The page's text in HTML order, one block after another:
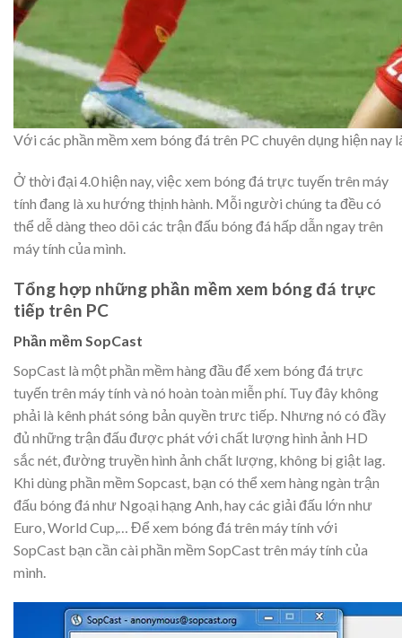
Với các phần mềm xem bóng đá trên PC chuyên dụng hiện
Ở thời đại 4.0 hiện nay, việc xem bóng đá trực tuyến trên máy
tính đang là xu hướng thịnh hành. Mỗi người chúng ta đều có
thể dễ dàng theo dõi các trận đấu bóng đá hấp dẫn ngay trên
máy tính của mình.
Tổng hợp những phần mềm xem bóng đá trực
tiếp trên PC
Phần mềm SopCast
SopCast là một phần mềm hàng đầu để xem bóng đá trực
tuyến trên máy tính và nó hoàn toàn miễn phí. Tuy đây không
phải là kênh phát sóng bản quyền trưc tiếp. Nhưng nó có đầy
đủ những trận đấu được phát với chất lượng hình ảnh HD
sắc nét, đường truyền hình ảnh chất lượng, không bị giật lag.
Khi dùng phần mềm Sopcast, bạn có thể xem hàng ngàn trận
đấu bóng đá như Ngoại hạng Anh, hay các giải đấu lớn như
Euro, World Cup,… Để xem bóng đá trên máy tính với
SopCast bạn cần cài phần mềm SopCast trên máy tính của
mình.